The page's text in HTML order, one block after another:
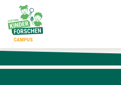
Hauptinhalt
wechseln